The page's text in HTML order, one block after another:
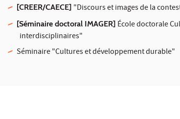
[CREER/CAECE] "Discours et images de la
[Séminaire doctoral IMAGER] École doctorale
interdisciplinaires"
Séminaire "Cultures et développement durable"